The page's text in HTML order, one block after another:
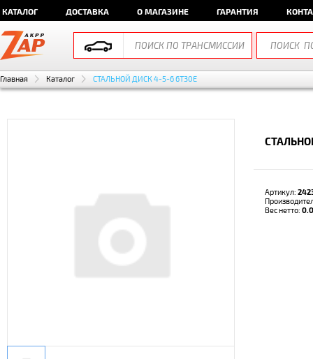
КАТАЛОГ ДОСТАВКА О МАГАЗИНЕ ГАРАНТИЯ
Главная Каталог СТАЛЬНОЙ ДИСК 4-5-6 6T30E
Артикул:
Вес нетто: